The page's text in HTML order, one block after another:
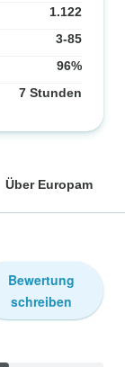
1.122
3-85
96%
7 Stunden
Über Europamundo
Bewertung
schreiben